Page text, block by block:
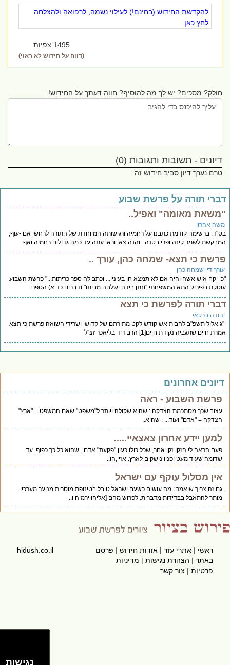
להקדשת החידוש (בחינם!) לעילוי נשמה, לרפואה ולהצלחה
לחץ כאן
1495 צפיות
(דווח על חידוש לא ראוי)
חולק? מסכים? יש לך מה להוסיף? חווה דעתך על החידוש!
דיונים - תשובות ותגובות (0)
טרם נערך דיון סביב חידוש זה
תורה על פרשת שבוע
מאומה" ואפיל..
אהרון
ברשימה קודמת כתבנו על רחמיה ורגישותה המיוחדת של התורה לרחשי אם -עוף,
לשמר קינה ופרי בטנה . והנה צאו וראו עתה עד כמה גדולים רחמיה ואף
כי תצא- שמחה כהן, עורך ..
דין שמחה כהן
יקח איש אשה והיה אם לא תמצא חן בעיניו... וכתב לה ספר כריתות..." פרשת השבוע
בפירוק התא המשפחתי "ונתן בידה ושלחה מביתו" (דברים כד א) הספרי
תורה לפרשת כי תצא
ברקאי
אלול תשפ"ב להבות אש קודש לקט מתורתם של קדושי ושרידי השואה פרשת כי תצא
חיים שתגביה נקודת חיים[1] הרב דוד בליאכר זצ"ל
אחרונים
פרשת השבוע - ראה
עצוב שכך מסתכמת הצדקה : שהיא שקולה ויותר ל"משפט" שאם המשפט = "ארץ"
הצדקה = "אדם" ועוד... . שהוא..
למען יידע אחרון צאצאיי.....
פעם הראה לי הזקן זקן אחר, שכל כולו כעין "פקעת" אדם . שהוא כל כך כפוף. עד
שדומה שעוד מעט ופניו נושקים לארץ. אזיי,הו..
אין מסלול עוקף עם ישראל
גם זה צריך שיאמר : מה עושים כשעם ישראל טובל בטינופת מוסרית מנוער מערכיו.
מותר להתאבל בבדידות מדברית. לפרוש מהם [אליהו ירמיה ו..
ראשי|אתרי עזר|אודות חידוש|פרסם
באתר|הצהרת נגישות|מדיניות
פרטיות|צור קשר
hidush.co.il
נגישות